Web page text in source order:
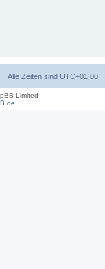
Alle Zeiten sind UTC+01:00
Limited